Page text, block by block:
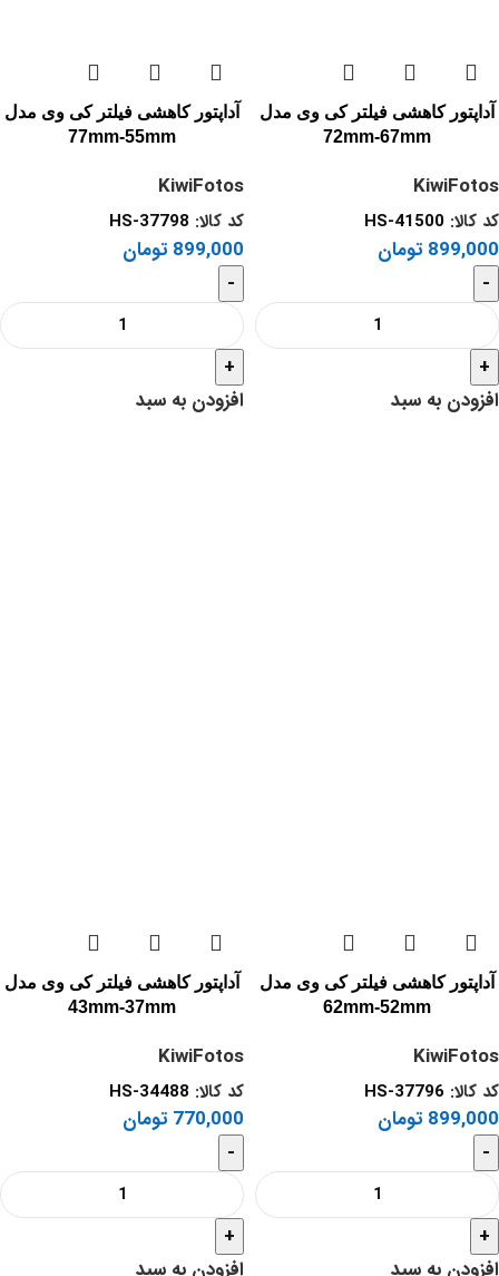
آداپتور کاهشی فیلتر کی وی مدل
72mm-67mm
KiwiFotos
کد کالا: HS-41500
899,000 تومان
-
+
افزودن به سبد
آداپتور کاهشی فیلتر کی وی مدل
77mm-55mm
KiwiFotos
کد کالا: HS-37798
899,000 تومان
-
+
افزودن به سبد
آداپتور کاهشی فیلتر کی وی مدل
62mm-52mm
KiwiFotos
کد کالا: HS-37796
899,000 تومان
-
+
آداپتور کاهشی فیلتر کی وی مدل
43mm-37mm
KiwiFotos
کد کالا: HS-34488
770,000 تومان
-
+